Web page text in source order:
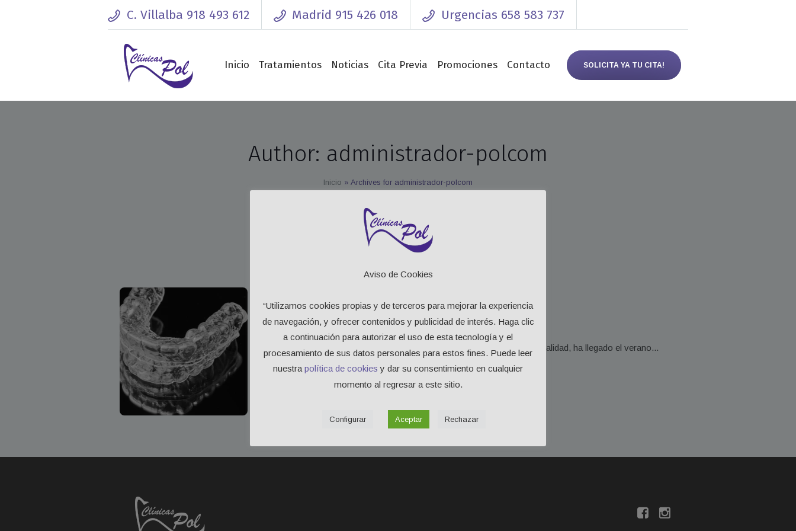
C. Villalba 918 493 612 Madrid 915 426 018 Urgencias 658 583 737
Lunes - Viernes: 10:00 - 14:00 / 16:00 a 20:00
SOLICITA YA TU CITA!
Inicio Tratamientos Noticias Cita Previa Promociones Contacto
Author: administrador-polcom
Inicio » Archives for administrador-polcom
Alerta de alineadores
El verano ya está aquí, y no, no es un eslogan comercial pero es una realidad, ha llegado el verano...
28 de octubre de 2022 administrador-polcom InBlog
Aviso de Cookies
“Utilizamos cookies propias y de terceros para mejorar la experiencia
de navegación, y ofrecer contenidos y publicidad de interés. Haga clic
a continuación para autorizar el uso de esta tecnología y el
procesamiento de sus datos personales para estos fines. Puede leer
nuestra política de cookies y dar su consentimiento en cualquier
momento al regresar a este sitio.
Configurar Aceptar Rechazar